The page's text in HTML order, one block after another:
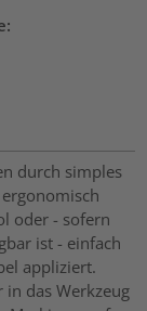
durch simples
oder - sofern
ist - einfach
appliziert.
in das Werkzeug